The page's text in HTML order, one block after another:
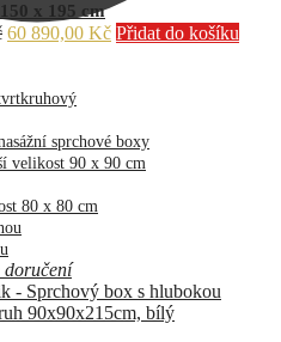
x 195 cm
Původní
73
60 890,00 KčAktuální
Přidat do košíku
sprchové boxy
velikost 90 x 90 cm
80 x 80 cm